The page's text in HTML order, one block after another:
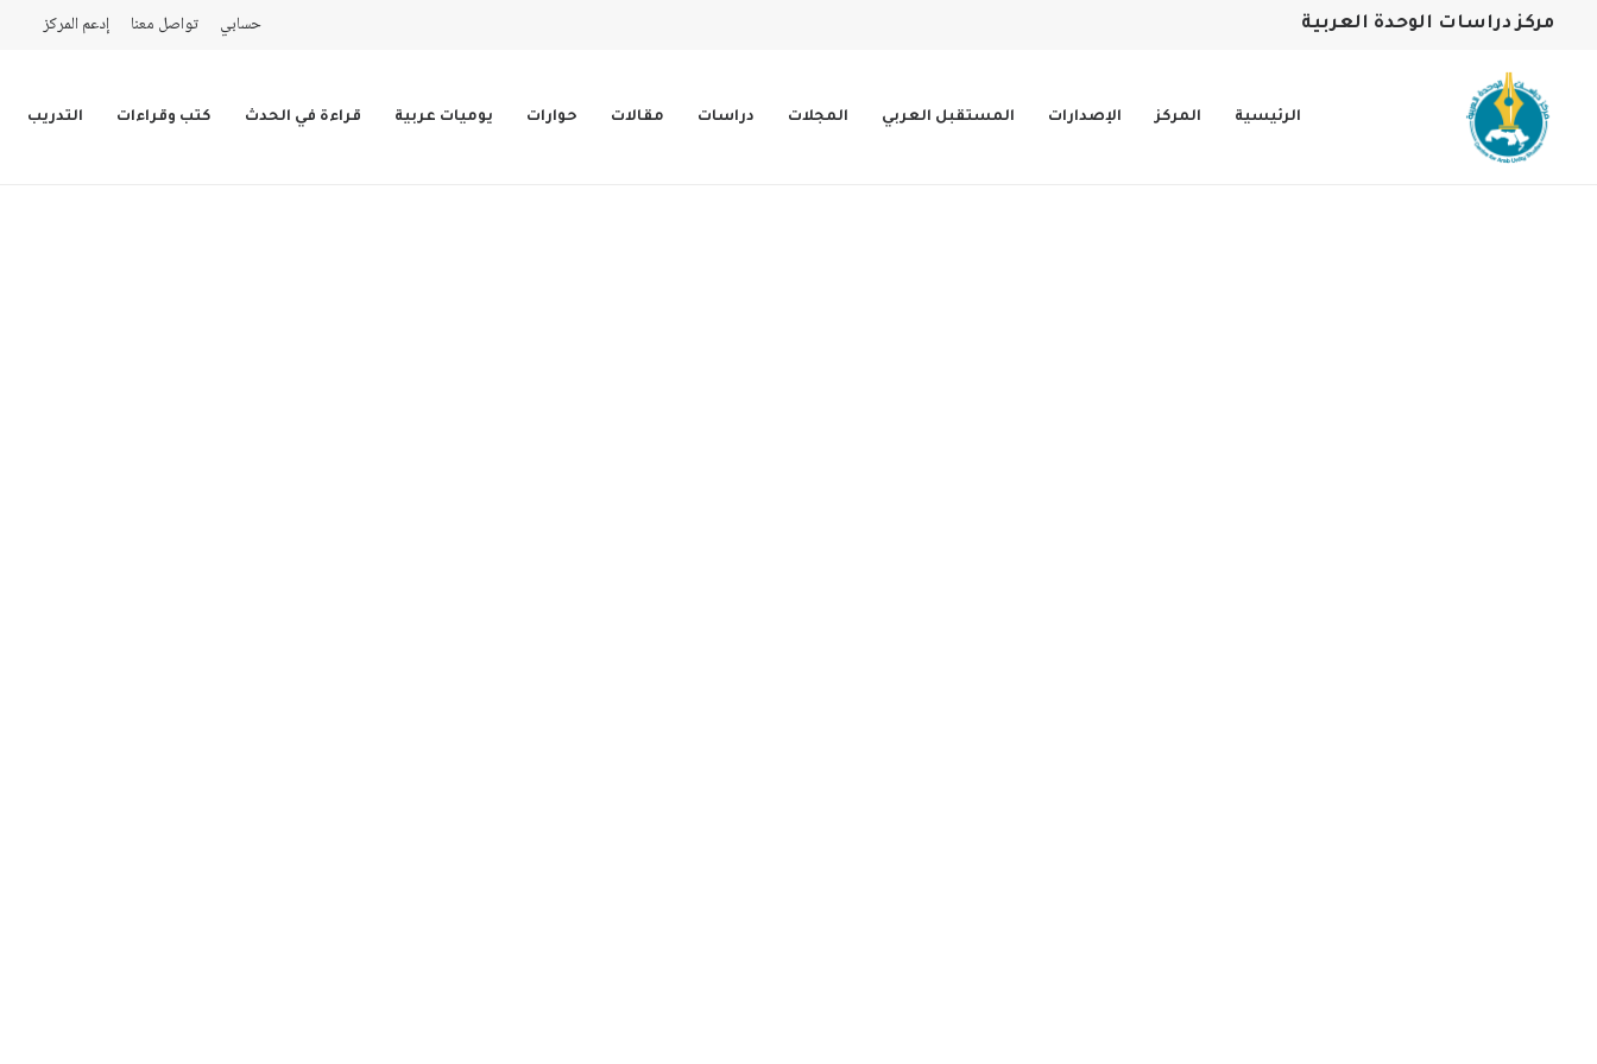
مركز دراسات الوحدة العربية حسابي تواصل معنا إدعم المركز
الرئيسية المركز الإصدارات المستقبل العربي المجلات دراسات مقالات حوارات يوميات عربية قراءة في الحدث كتب وقراءات التدريب